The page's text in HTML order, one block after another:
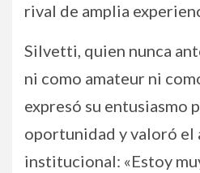
rival de amplia
Silvetti, quien nunca
ni como amateur ni
expresó su entusiasmo
oportunidad y valoró el
institucional: «Estoy